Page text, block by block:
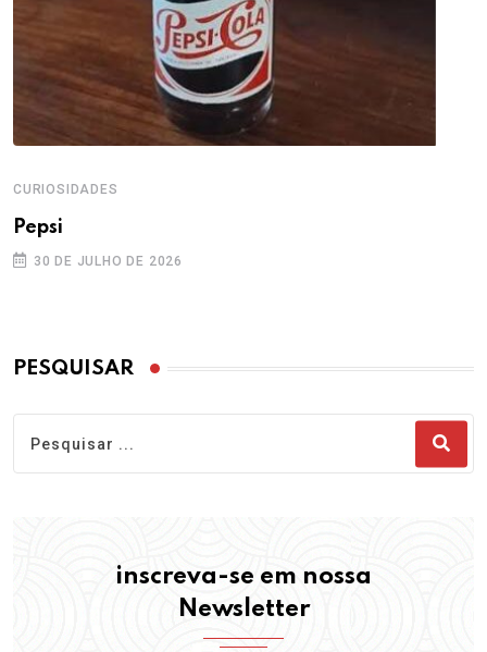
CURIOSIDADES
Pepsi
30 DE JULHO DE 2026
PESQUISAR
inscreva-se em nossa
Newsletter